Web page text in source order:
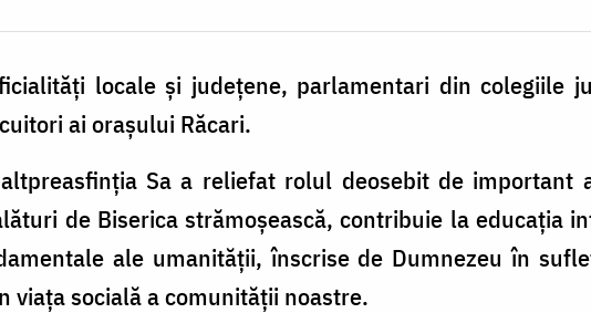
locale şi judeţene, parlamentari din colegiile
ai oraşului Răcari.
Sa a reliefat rolul deosebit de important
de Biserica strămoşească, contribuie la educaţia
ale umanităţii, înscrise de Dumnezeu în
viaţa socială a comunităţii noastre.